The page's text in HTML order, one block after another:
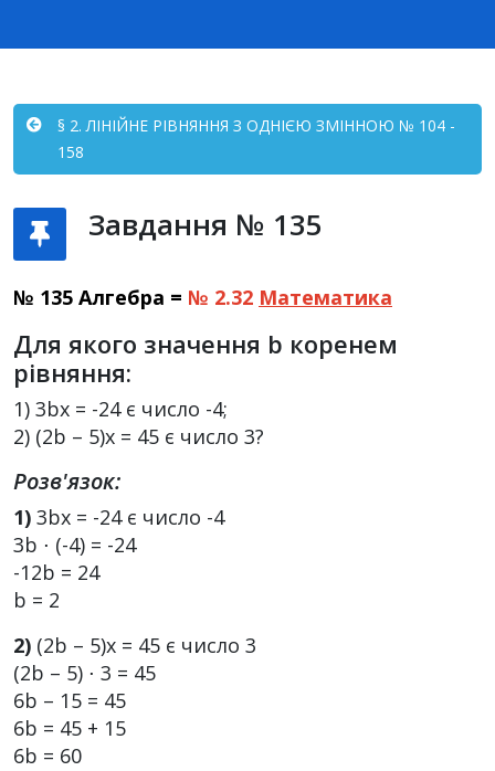
§ 2. ЛІНІЙНЕ РІВНЯННЯ З ОДНІЄЮ ЗМІННОЮ № 104 -
158
Завдання № 135
№ 135 Алгебра = № 2.32 Математика
Для якого значення b коренем
рівняння:
1) 3bx = -24 є число -4;
2) (2b – 5)x = 45 є число 3?
Розв'язок:
1) 3bx = -24 є число -4
3b ⋅ (-4) = -24
-12b = 24
b = 2
2) (2b – 5)x = 45 є число 3
(2b – 5) ⋅ 3 = 45
6b – 15 = 45
6b = 45 + 15
6b = 60